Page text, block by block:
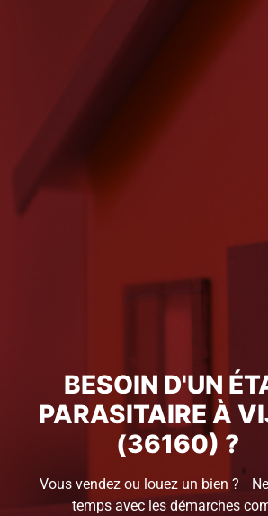
BESOIN D'UN
PARASITAIRE À
(36160) ?
Vous vendez ou louez un bien ?
temps avec les démarches